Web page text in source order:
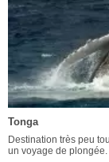
Tonga
Destination très peu
un voyage de plongée.